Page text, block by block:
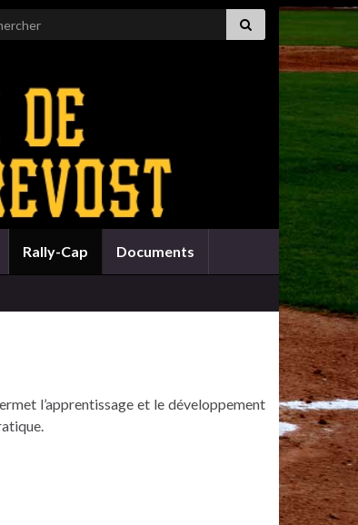
for:
Rally-Cap Documents
l’apprentissage et le développement